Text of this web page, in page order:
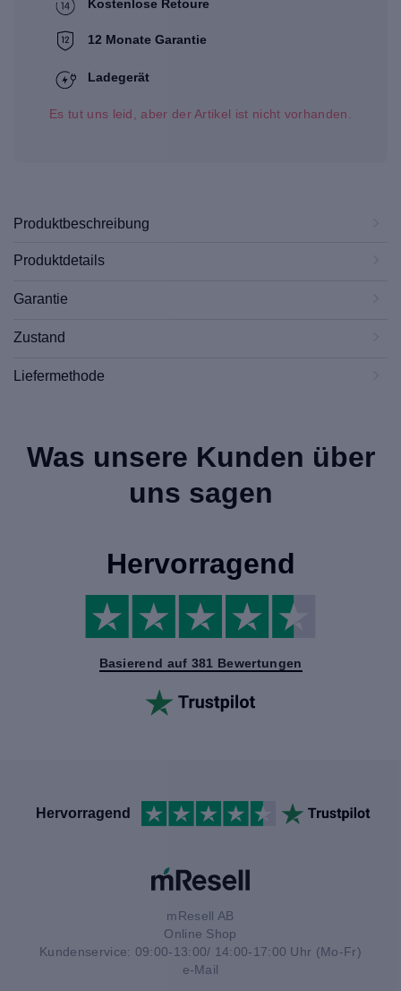
Kostenlose Retoure
12 Monate Garantie
Ladegerät
Es tut uns leid, aber der Artikel ist nicht vorhanden.
Produktbeschreibung
Produktdetails
Garantie
Zustand
Liefermethode
Was unsere Kunden über
uns sagen
Hervorragend
Basierend auf 381 Bewertungen
Hervorragend
mResell AB
Online Shop
Kundenservice: 09:00-13:00/ 14:00-17:00 Uhr (Mo-Fr)
e-Mail